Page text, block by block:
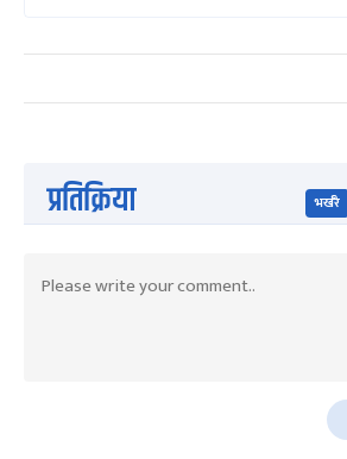
प्रतिक्रिया भर्खरै